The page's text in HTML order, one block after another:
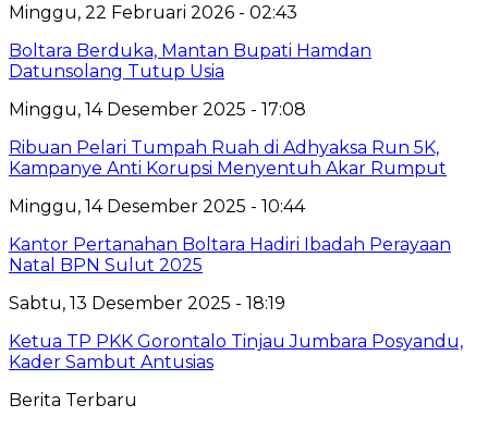
Minggu, 22 Februari 2026 - 02:43
‎Boltara Berduka, Mantan Bupati Hamdan
Datunsolang Tutup Usia
Minggu, 14 Desember 2025 - 17:08
Ribuan Pelari Tumpah Ruah di Adhyaksa Run 5K,
Kampanye Anti Korupsi Menyentuh Akar Rumput
Minggu, 14 Desember 2025 - 10:44
Kantor Pertanahan Boltara Hadiri Ibadah Perayaan
Natal BPN Sulut 2025
Sabtu, 13 Desember 2025 - 18:19
Ketua TP PKK Gorontalo Tinjau Jumbara Posyandu,
Kader Sambut Antusias
Berita Terbaru